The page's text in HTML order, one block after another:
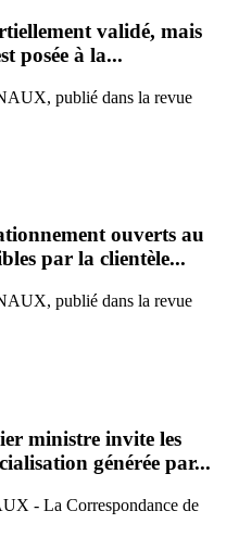
validé, mais
posée à la...
publié dans la revue
ouverts au
par la clientèle...
publié dans la revue
ministre invite les
générée par...
- La Correspondance de